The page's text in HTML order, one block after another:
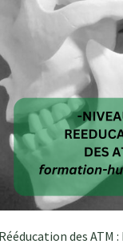
Rééducation des ATM